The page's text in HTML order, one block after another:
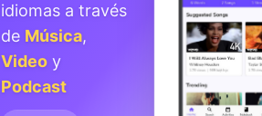
idiomas a través
de Música,
Video y
Podcast